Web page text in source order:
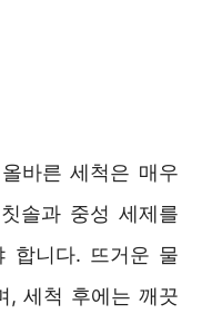
바른 세척은 매우
솔과 중성 세제를
합니다. 뜨거운 물
, 세척 후에는 깨끗